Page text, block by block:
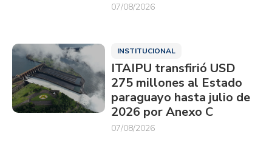
07/08/2026
INSTITUCIONAL
ITAIPU transfirió USD
275 millones al Estado
paraguayo hasta julio de
2026 por Anexo C
07/08/2026